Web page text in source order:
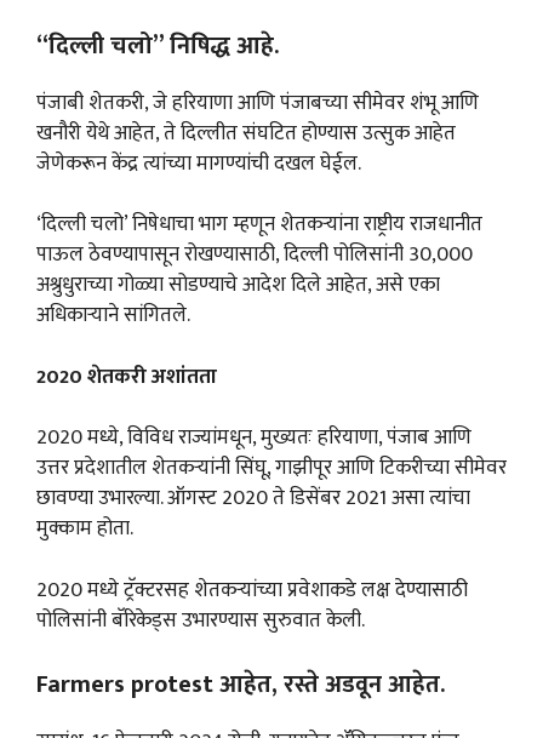
“दिल्ली चलो” निषिद्ध आहे.
पंजाबी शेतकरी, जे हरियाणा आणि पंजाबच्या सीमेवर शंभू आणि
खनौरी येथे आहेत, ते दिल्लीत संघटित होण्यास उत्सुक आहेत
जेणेकरून केंद्र त्यांच्या मागण्यांची दखल घेईल.
‘दिल्ली चलो’ निषेधाचा भाग म्हणून शेतकऱ्यांना राष्ट्रीय राजधानीत
पाऊल ठेवण्यापासून रोखण्यासाठी, दिल्ली पोलिसांनी 30,000
अश्रुधुराच्या गोळ्या सोडण्याचे आदेश दिले आहेत, असे एका
अधिकाऱ्याने सांगितले.
2020 शेतकरी अशांतता
2020 मध्ये, विविध राज्यांमधून, मुख्यतः हरियाणा, पंजाब आणि
उत्तर प्रदेशातील शेतकऱ्यांनी सिंघू, गाझीपूर आणि टिकरीच्या सीमेवर
छावण्या उभारल्या. ऑगस्ट 2020 ते डिसेंबर 2021 असा त्यांचा
मुक्काम होता.
2020 मध्ये ट्रॅक्टरसह शेतकऱ्यांच्या प्रवेशाकडे लक्ष देण्यासाठी
पोलिसांनी बॅरिकेड्स उभारण्यास सुरुवात केली.
Farmers protest आहेत, रस्ते अडवून आहेत.